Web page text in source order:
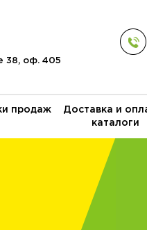
38, оф. 405
продаж Доставка и
каталоги